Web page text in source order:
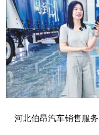
河北伯昂汽车销售服